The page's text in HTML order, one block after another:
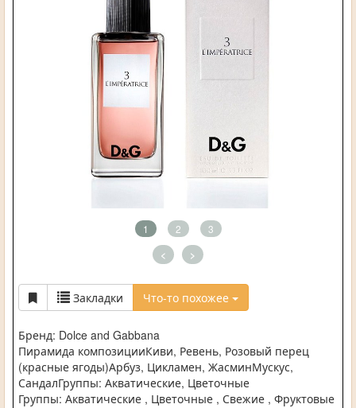
1 2 3
< >
Закладки Что-то похожее
Бренд: Dolce and Gabbana
Пирамида композицииКиви, Ревень, Розовый перец
(красные ягоды)Арбуз, Цикламен, ЖасминМускус,
СандалГруппы: Акватические, Цветочные
Группы: Акватические , Цветочные , Свежие , Фруктовые